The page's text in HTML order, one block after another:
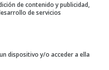
responsable de la
hay una mutación en el
de contenido y publicidad,
de servicios
dispositivo y/o acceder a ella